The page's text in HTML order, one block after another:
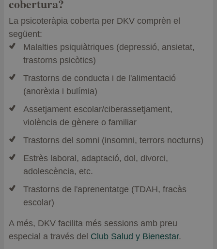
cobertura?
La psicoteràpia coberta per DKV comprèn el
següent:
Malalties psiquiàtriques (depressió, ansietat,
trastorns psicòtics)
Trastorns de conducta i de l'alimentació
(anorèxia i bulímia)
Assetjament escolar/ciberassetjament,
violència de gènere o familiar
Trastorns del somni (insomni, terrors nocturns)
Estrès laboral, adaptació, dol, divorci,
adolescència, etc.
Trastorns de l'aprenentatge (TDAH, fracàs
escolar)
A més, DKV facilita més sessions amb preu
especial a través del Club Salud y Bienestar.